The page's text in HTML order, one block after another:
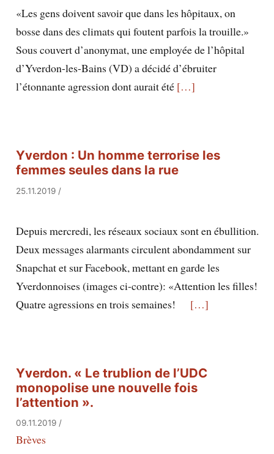
«Les gens doivent savoir que dans les hôpitaux, on
bosse dans des climats qui foutent parfois la trouille.»
Sous couvert d’anonymat, une employée de l’hôpital
d’Yverdon-les-Bains (VD) a décidé d’ébruiter
l’étonnante agression dont aurait été […]
Yverdon : Un homme terrorise les
femmes seules dans la rue
25.11.2019/
Depuis mercredi, les réseaux sociaux sont en ébullition.
Deux messages alarmants circulent abondamment sur
Snapchat et sur Facebook, mettant en garde les
Yverdonnoises (images ci-contre): «Attention les filles!
Quatre agressions en trois semaines! […]
Yverdon. « Le trublion de l’UDC
monopolise une nouvelle fois
l’attention ».
09.11.2019/
Brèves